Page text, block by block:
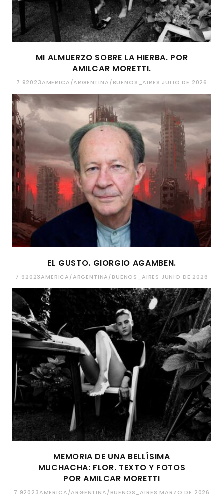
MI ALMUERZO SOBRE LA HIERBA. POR
AMILCAR MORETTI.
7 92023AMERICA/ARGENTINA/BUENOS_AIRES JULIO DE 2026
EL GUSTO. GIORGIO AGAMBEN.
7 92023AMERICA/ARGENTINA/BUENOS_AIRES JUNIO DE 2026
MEMORIA DE UNA BELLÍSIMA
MUCHACHA: FLOR. TEXTO Y FOTOS
POR AMILCAR MORETTI
7 92023AMERICA/ARGENTINA/BUENOS_AIRES MARZO DE 2026